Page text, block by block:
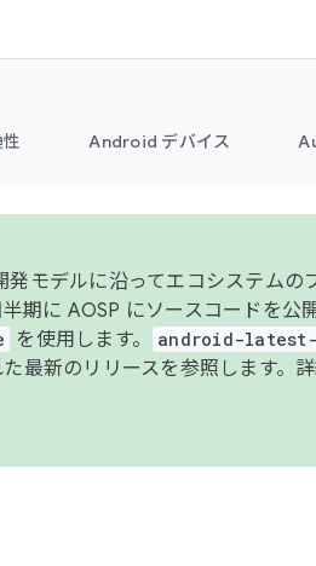
Android デバイス
モデルに沿ってエコシステムの
期に AOSP にソースコードを公
を使用します。 android-
最新のリリースを参照します。詳